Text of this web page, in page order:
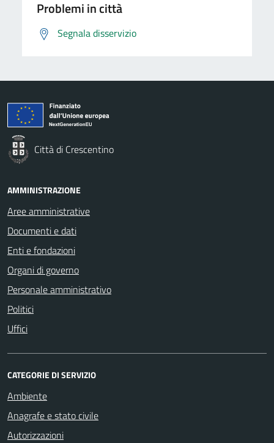
Problemi in città
Segnala disservizio
Città di Crescentino
AMMINISTRAZIONE
Aree amministrative
Documenti e dati
Enti e fondazioni
Organi di governo
Personale amministrativo
Politici
Uffici
CATEGORIE DI SERVIZIO
Ambiente
Anagrafe e stato civile
Autorizzazioni